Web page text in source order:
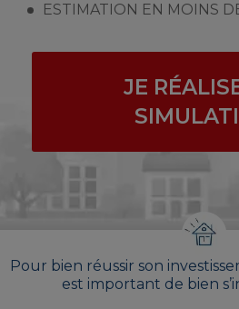
ESTIMATION EN MOINS
JE
Pour bien réussir son
est important de bien